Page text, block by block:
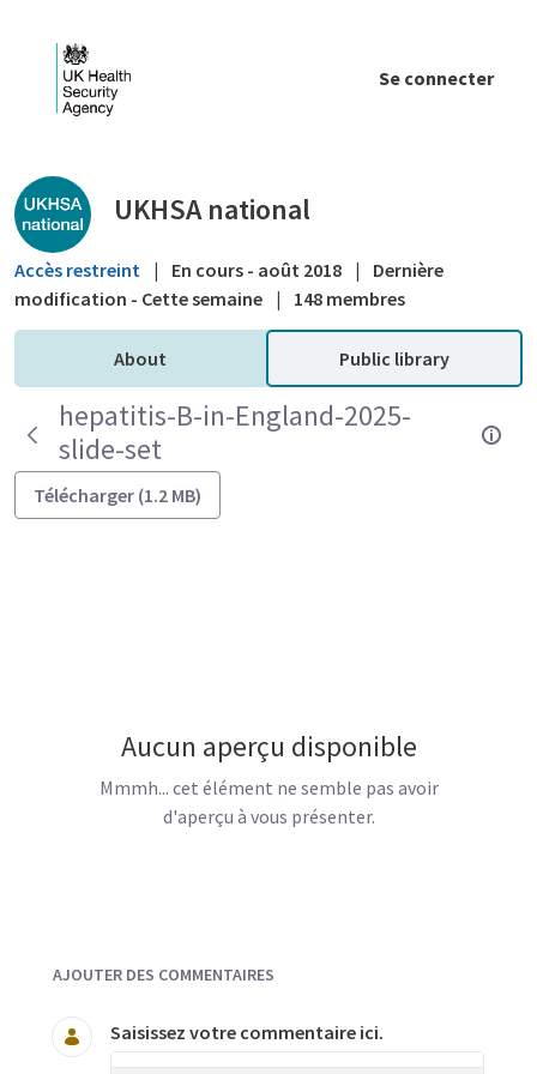
Se connecter
Public library - UKHSA national
UKHSA national
Accès restreint | En cours - août 2018 |
Dernière
modification - Cette semaine | 148 membres
About Public library
hepatitis-B-in-England-2025-
slide-set
Télécharger (1.2 MB)
Aucun aperçu disponible
Mmmh... cet élément ne semble pas avoir
d'aperçu à vous présenter.
AJOUTER DES COMMENTAIRES
Saisissez votre commentaire ici.